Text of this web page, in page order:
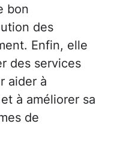
bon
des
Enfin, elle
des services
aider à
à améliorer sa
de